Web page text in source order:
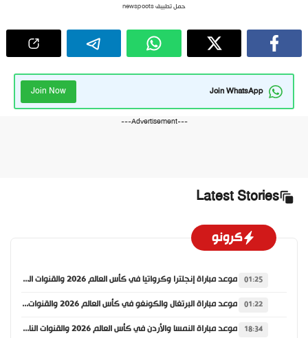
حمل تطبيق newspoots
Join WhatsApp
Join Now
---Advertisement---
Latest Stories
كرونو
01:25 موعد مباراة إنجلترا وكرواتيا في كأس العالم 2026 والقنوات الناقلة
01:22 موعد مباراة البرتغال والكونغو في كأس العالم 2026 والقنوات الناقلة
18:34 موعد مباراة النمسا والأردن في كأس العالم 2026 والقنوات الناقلة